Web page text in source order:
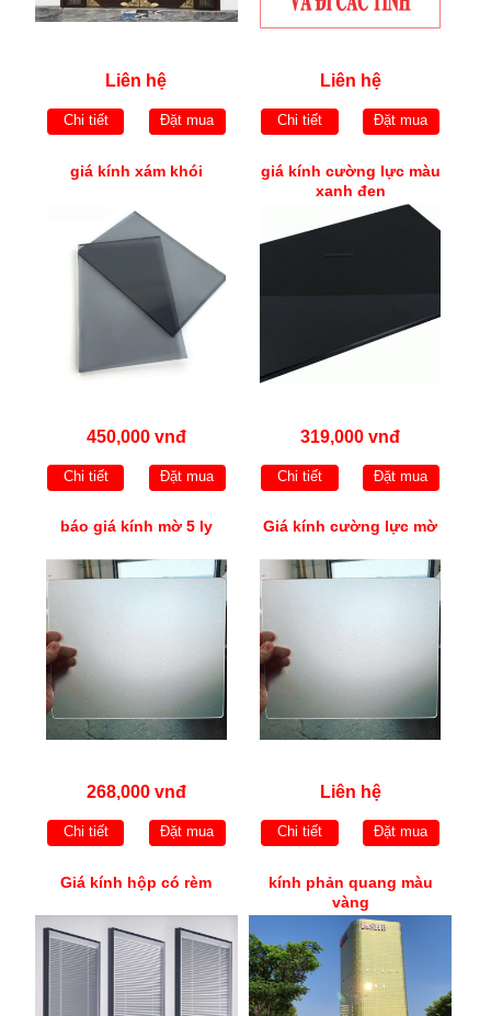
Liên hệ
Chi tiết Đặt mua
Liên hệ
Chi tiết Đặt mua
giá kính xám khói
450,000 vnđ
Chi tiết Đặt mua
giá kính cường lực màu
xanh đen
319,000 vnđ
Chi tiết Đặt mua
báo giá kính mờ 5 ly
268,000 vnđ
Chi tiết Đặt mua
Giá kính cường lực mờ
Liên hệ
Chi tiết Đặt mua
Giá kính hộp có rèm
kính phản quang màu
vàng